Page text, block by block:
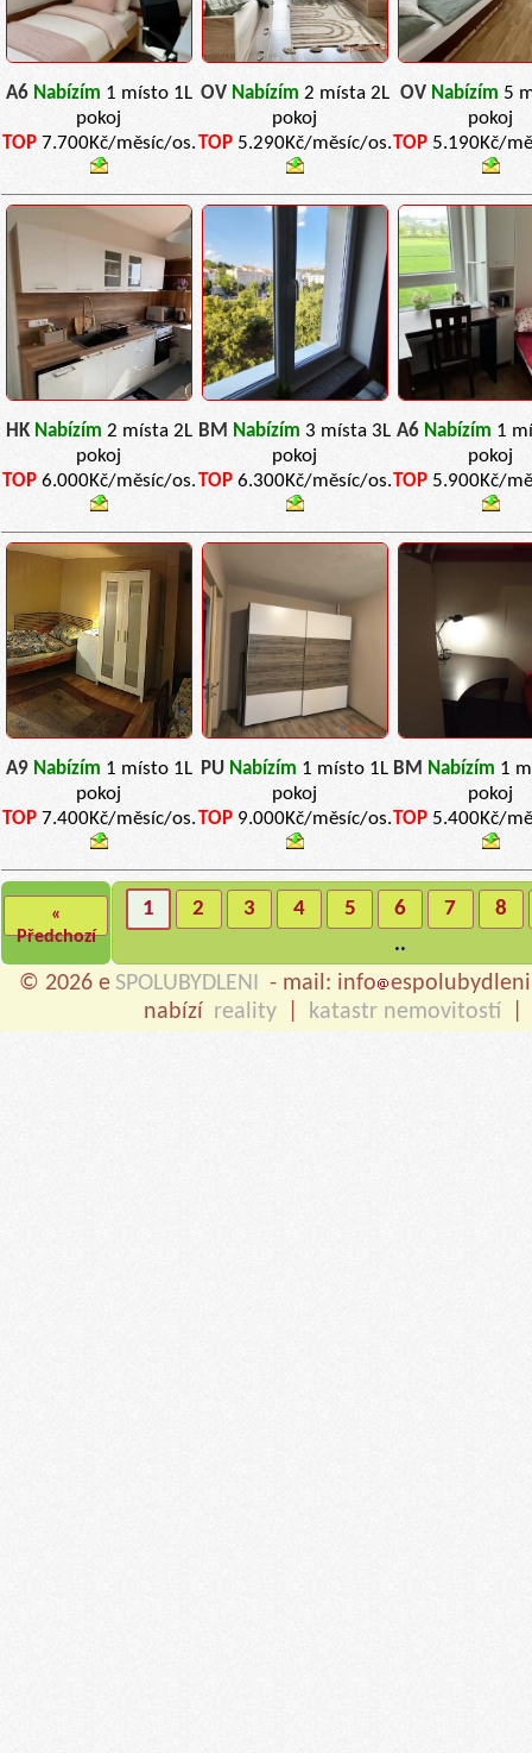
A6 Nabízím 1 místo 1L
pokoj
TOP7.700Kč/měsíc/os.
OV Nabízím 2 místa 2L
pokoj
TOP5.290Kč/měsíc/os.
OV Nabízím 5
pokoj
TOP 5.190Kč/
HK Nabízím 2 místa 2L
pokoj
TOP6.000Kč/měsíc/os.
BM Nabízím 3 místa 3L
pokoj
TOP6.300Kč/měsíc/os.
A6 Nabízím 1
pokoj
TOP 5.900Kč/
A9 Nabízím 1 místo 1L
pokoj
TOP7.400Kč/měsíc/os.
PU Nabízím 1 místo 1L
pokoj
TOP9.000Kč/měsíc/os.
BM Nabízím 1
pokoj
TOP 5.400Kč/
«
Předchozí
1 2 3 4 5 6 7
8
..
© 2026 e SPOLUBYDLENI - mail: info
nabízí reality katastr nemovitostí